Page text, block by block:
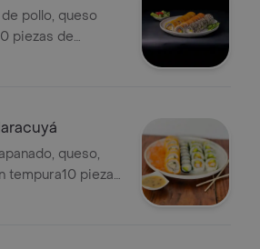
2 soya, 1
cambios).
pollo, queso
piezas de
palta envuelto
queso,
tempura10 piezas
palta, envuelto